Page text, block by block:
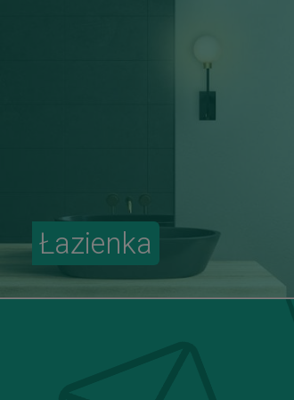
Łazienka